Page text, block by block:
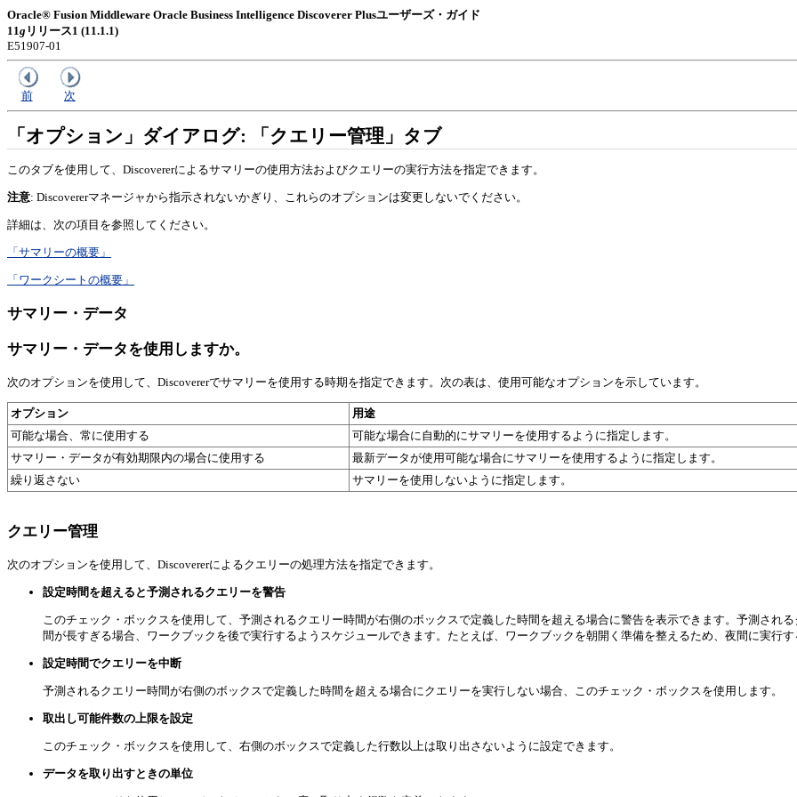
Oracle® Fusion Middleware Oracle Business Intelligence Discoverer Plusユーザーズ・ガイド
11g リリース1 (11.1.1)
E51907-01
前 次
「オプション」ダイアログ: 「クエリー管理」タブ
このタブを使用して、Discovererによるサマリーの使用方法およびクエリーの実行方法を指定できます。
注意: Discovererマネージャから指示されないかぎり、これらのオプションは変更しないでください。
詳細は、次の項目を参照してください。
「サマリーの概要」
「ワークシートの概要」
サマリー・データ
サマリー・データを使用しますか。
次のオプションを使用して、Discovererでサマリーを使用する時期を指定できます。次の表は、使用可能なオプションを示しています。
オプション
用途
可能な場合、常に使用する
可能な場合に自動的にサマリーを使用するように指定します。
サマリー・データが有効期限内の場合に使用する
最新データが使用可能な場合にサマリーを使用するように指定します。
繰り返さない
サマリーを使用しないように指定します。
クエリー管理
次のオプションを使用して、Discovererによるクエリーの処理方法を指定できます。
設定時間を超えると予測されるクエリーを警告
このチェック・ボックスを使用して、予測されるクエリー時間が右側のボックスで定義した時間を超える場合に警告を表示できます。予測され
間が長すぎる場合、ワークブックを後で実行するようスケジュールできます。たとえば、ワークブックを朝開く準備を整えるため、夜間に実行す
設定時間でクエリーを中断
予測されるクエリー時間が右側のボックスで定義した時間を超える場合にクエリーを実行しない場合、このチェック・ボックスを使用します。
取出し可能件数の上限を設定
このチェック・ボックスを使用して、右側のボックスで定義した行数以上は取り出さないように設定できます。
データを取り出すときの単位